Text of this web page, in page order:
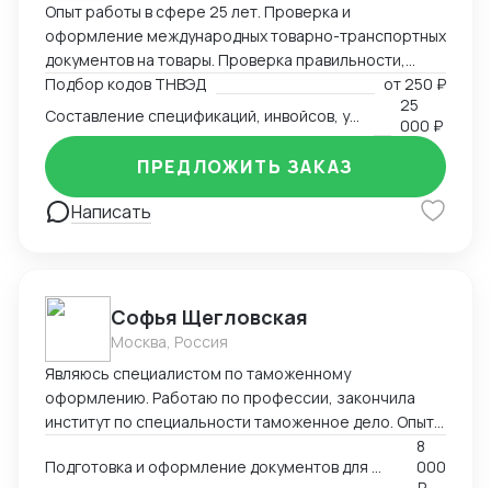
Опыт работы в сфере 25 лет. Проверка и
оформление международных товарно-транспортных
документов на товары. Проверка правильности,
полноты заполнения и комплектности перевозочных
и сопроводительных документов. Определение кода
товара (ТНВЭД). Выбор метода определения
таможенной стоимости и её расчёт в соответствии с
избранным методом. Определение мер тарифного и
нетарифного регулирования (помощь в получение
СС, ДС). Расчет таможенных платежей.
Подбор кодов ТНВЭД от250 ₽
Составление спецификаций, инвойсов, упаковочных листов
25
000 ₽
Написать
ПРЕДЛОЖИТЬ ЗАКАЗ
Софья Щегловская
Москва, Россия
Являюсь специалистом по таможенному
оформлению. Работаю по профессии, закончила
институт по специальности таможенное дело. Опыт
работы в двух крупных логистических компаниях, DSV
и ТЭК АЗИЯ ТРАНС, в таможенном отделе. Веду
Подготовка и оформление документов для декларирования товаров; Консультация по процедурам
8
000